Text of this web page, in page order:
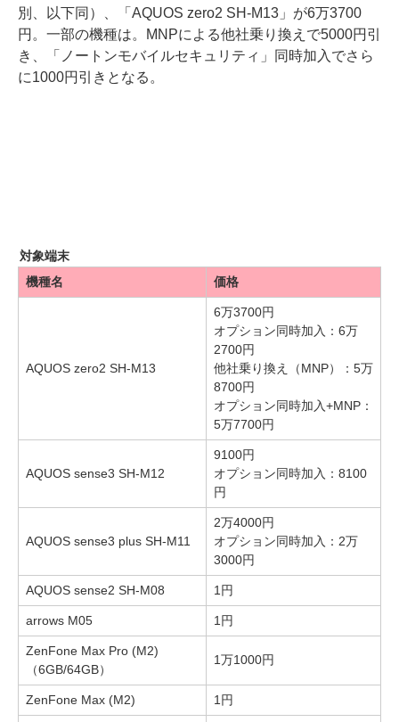
別、以下同）、「AQUOS zero2 SH-M13」が6万3700
円。一部の機種は。MNPによる他社乗り換えで5000円引
き、「ノートンモバイルセキュリティ」同時加入でさら
に1000円引きとなる。
対象端末
機種名
価格
AQUOS zero2 SH-M13
6万3700円
オプション同時加入：6万
2700円
他社乗り換え（MNP）：5万
8700円
オプション同時加入+MNP：
5万7700円
AQUOS sense3 SH-M12
9100円
オプション同時加入：8100
円
AQUOS sense3 plus SH-M11
2万4000円
オプション同時加入：2万
3000円
AQUOS sense2 SH-M08 1円
arrows M05 1円
ZenFone Max Pro (M2)
（6GB/64GB）
1万1000円
ZenFone Max (M2) 1円